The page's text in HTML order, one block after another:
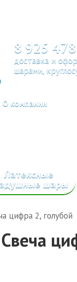
8 925
доставка и
шарами,
О компании
Латексные
шары
цифра 2, голубой
Свеча